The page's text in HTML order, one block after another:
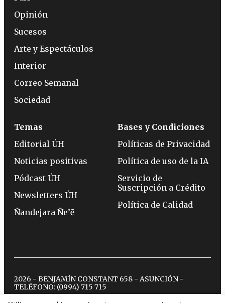
Opinión
Sucesos
Arte y Espectáculos
Interior
Correo Semanal
Sociedad
Temas
Editorial ÚH
Noticias positivas
Pódcast ÚH
Newsletters ÚH
Ñandejara Ñe’ẽ
Bases y Condiciones
Políticas de Privacidad
Política de uso de la IA
Servicio de
Suscripción a Crédito
Política de Calidad
2026 - BENJAMÍN CONSTANT 658 - ASUNCIÓN -
TELÉFONO: (0994) 715 715